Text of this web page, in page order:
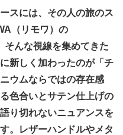
スには、その人の旅のス
（リモワ）の
そんな視線を集めてきた
新しく加わったのが「チ
ウムならではの存在感
色合いとサテン仕上げの
り切れないニュアンスを
。レザーハンドルやメタ